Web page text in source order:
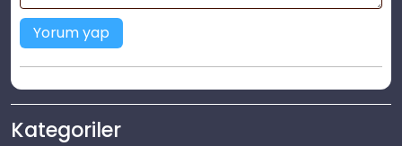
Yorum yap
Kategoriler